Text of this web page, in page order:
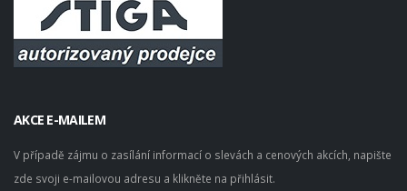
AKCE E-MAILEM
V případě zájmu o zasílání informací o slevách a cenových akcích, napište
zde svoji e-mailovou adresu a klikněte na přihlásit.